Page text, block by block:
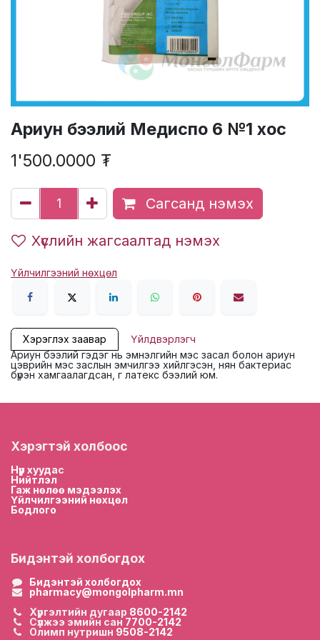
Ариун бээлий Медиспо 6 №1 хос
1'500.0000 ₮
Сагсанд нэмэх
Хүслийн жагсаалтад нэмэх
Үйлчилгээний нөхцөл
Хэрэглэх заавар
Үйлдвэрлэгч
Ариун бээлий гэдэг нь эмнэлгийн мэс засал болон ариун
цэврийн мэс заслын эмчилгээ хийлгэсэн, нян бактериас
бүрэн хамгаалагдсан, г латекс бээлий юм.
Хэрэгтэй холбоос
Нүүр хуудас
Нийтлэл
Гаж нөлөө мэдээлэх
Үйлчилгээний нөхцөл
Бодлого
Бидэнтэй холбогдох
Бидэнтэй холбогдох
pharmacy@mongolpharm.mn
Хүргэлтийн дугаар 8600-2142
Сүлжээ эмийн сан 7700-2142
Олимп нутришн 9508-2142